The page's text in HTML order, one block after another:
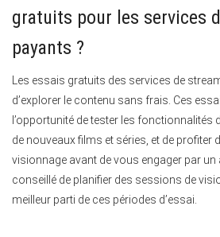
gratuits pour les services
payants ?
Les essais gratuits des services de
d’explorer le contenu sans frais. Ces
l’opportunité de tester les fonctionnalités
de nouveaux films et séries, et de profiter
visionnage avant de vous engager par un
conseillé de planifier des sessions de
meilleur parti de ces périodes d’essai.